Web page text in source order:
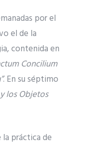
por el
el de la
contenida en
Concilium
. En su séptimo
los Objetos
práctica de